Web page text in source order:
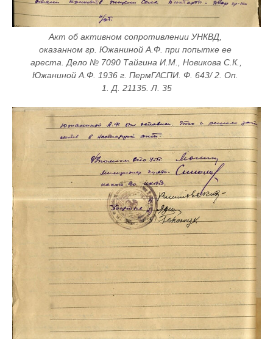
Акт об активном сопротивлении УНКВД,
оказанном гр. Южаниной А.Ф. при попытке ее
ареста. Дело № 7090 Тайгина И.М., Новикова С.К.,
Южаниной А.Ф. 1936 г. ПермГАСПИ. Ф. 643/ 2. Оп.
1. Д. 21135. Л. 35